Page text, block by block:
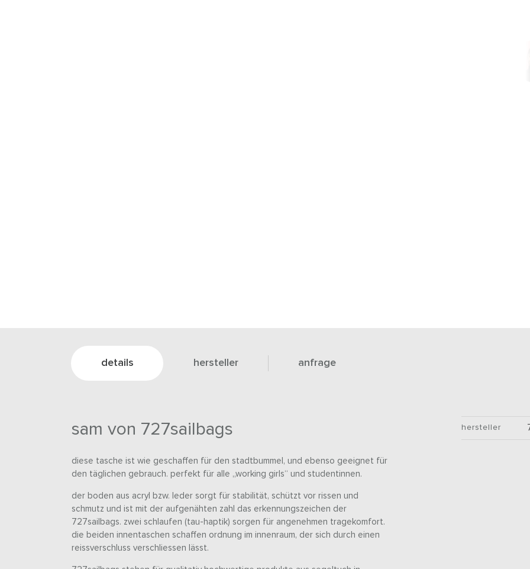
details hersteller anfrage
sam von 727sailbags
diese tasche ist wie geschaffen für den stadtbummel, und ebenso geeignet für
den täglichen gebrauch. perfekt für alle „working girls“ und studentinnen.
der boden aus acryl bzw. leder sorgt für stabilität, schützt vor rissen und
schmutz und ist mit der aufgenähten zahl das erkennungszeichen der
727sailbags. zwei schlaufen (tau-haptik) sorgen für angenehmen tragekomfort.
die beiden innentaschen schaffen ordnung im innenraum, der sich durch einen
reissverschluss verschliessen lässt.
hersteller